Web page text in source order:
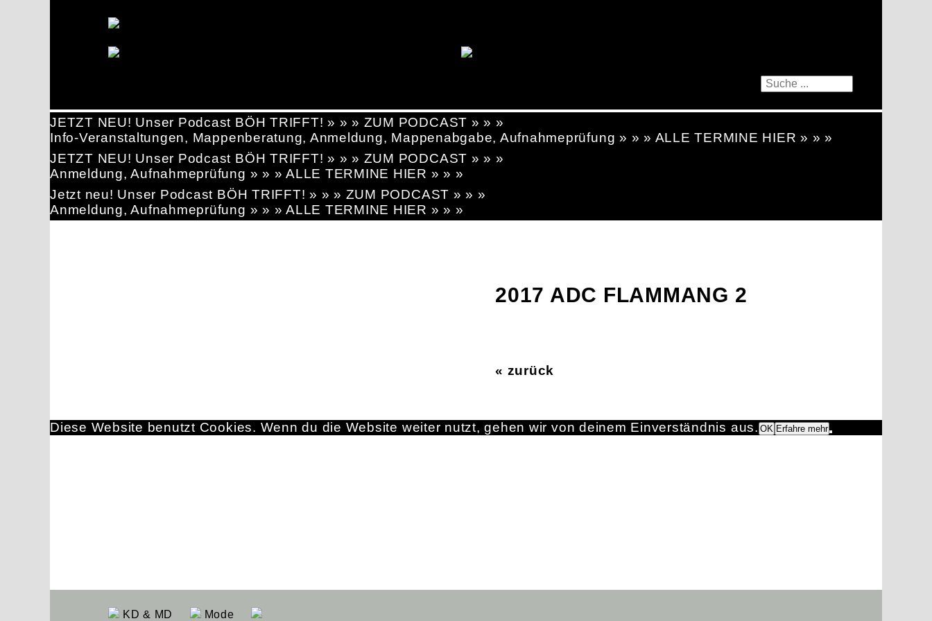
JETZT NEU! Unser Podcast BÖH TRIFFT! » » » ZUM PODCAST » » »
Info-Veranstaltungen, Mappenberatung, Anmeldung, Mappenabgabe, Aufnahmeprüfung » » » ALLE TERMINE HIER » » »
JETZT NEU! Unser Podcast BÖH TRIFFT! » » » ZUM PODCAST » » »
Anmeldung, Aufnahmeprüfung » » » ALLE TERMINE HIER » » »
Jetzt neu! Unser Podcast BÖH TRIFFT! » » » ZUM PODCAST » » »
Anmeldung, Aufnahmeprüfung » » » ALLE TERMINE HIER » » »
2017 ADC FLAMMANG 2
« zurück
KD & MD Mode
Diese Website benutzt Cookies. Wenn du die Website weiter nutzt, gehen wir von deinem Einverständnis aus. OK Erfahre mehr